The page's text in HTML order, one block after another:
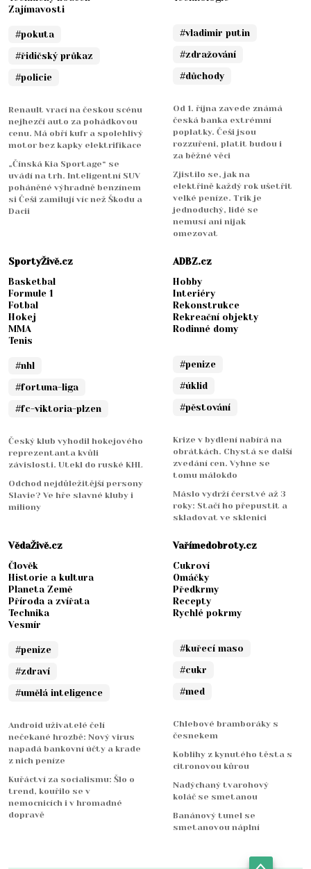
Zajímavosti
#pokuta
#řidičský průkaz
#policie
Renault vrací na českou scénu
nejhezčí auto za pohádkovou
cenu. Má obří kufr a spolehlivý
motor bez kapky elektrifikace
„Čínská Kia Sportage“ se
uvádí na trh. Inteligentní SUV
poháněné výhradně benzínem
si Češi zamilují víc než Škodu a
Dacii
#vladimir putin
#zdražování
#důchody
Od 1. října zavede známá
česká banka extrémní
poplatky. Češi jsou
rozzuřeni, platit budou i
za běžné věci
Zjistilo se, jak na
elektřině každý rok ušetřit
velké peníze. Trik je
jednoduchý, lidé se
nemusí ani nijak
omezovat
SportyŽivě.cz
Basketbal
Formule 1
Fotbal
Hokej
MMA
Tenis
#nhl
#fortuna-liga
#fc-viktoria-plzen
Český klub vyhodil hokejového
reprezentanta kvůli
závislosti. Utekl do ruské KHL
Odchod nejdůležitější persony
Slavie? Ve hře slavné kluby i
miliony
ADBZ.cz
Hobby
Interiéry
Rekonstrukce
Rekreační objekty
Rodinné domy
#penize
#úklid
#pěstování
Krize v bydlení nabírá na
obrátkách. Chystá se další
zvedání cen. Vyhne se
tomu málokdo
Máslo vydrží čerstvé až 3
roky: Stačí ho přepustit a
skladovat ve sklenici
VědaŽivě.cz
Člověk
Historie a kultura
Planeta Země
Příroda a zvířata
Technika
Vesmír
#penize
#zdraví
#umělá inteligence
Android uživatelé čelí
nečekané hrozbě: Nový virus
napadá bankovní účty a krade
z nich peníze
Kuřáctví za socialismu: Šlo o
trend, kouřilo se v
nemocnicích i v hromadné
dopravě
Vařímedobroty.cz
Cukroví
Omáčky
Předkrmy
Recepty
Rychlé pokrmy
#kuřecí maso
#cukr
#med
Chlebové bramboráky s
česnekem
Koblihy z kynutého těsta s
citronovou kůrou
Nadýchaný tvarohový
koláč se smetanou
Banánový tunel se
smetanovou náplní